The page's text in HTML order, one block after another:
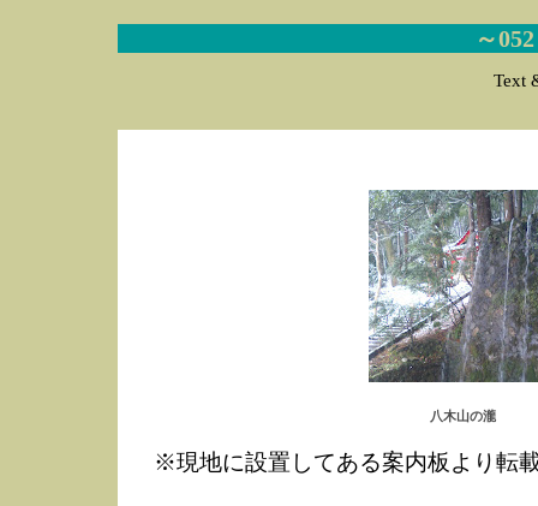
～
Text
八木山の瀧
※現地に設置してある案内板より転